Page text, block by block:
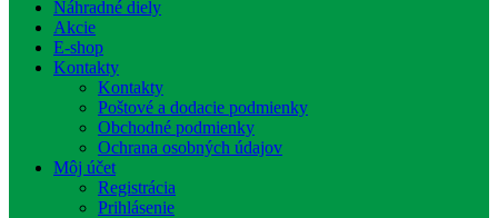
Náhradné diely
Akcie
E-shop
Kontakty
Kontakty
Poštové a dodacie podmienky
Obchodné podmienky
Ochrana osobných údajov
Môj účet
Registrácia
Prihlásenie